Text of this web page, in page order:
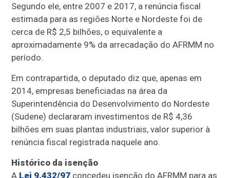
Segundo ele, entre 2007 e 2017, a renúncia fiscal
estimada para as regiões Norte e Nordeste foi de
cerca de R$ 2,5 bilhões, o equivalente a
aproximadamente 9% da arrecadação do AFRMM no
período.
Em contrapartida, o deputado diz que, apenas em
2014, empresas beneficiadas na área da
Superintendência do Desenvolvimento do Nordeste
(Sudene) declararam investimentos de R$ 4,36
bilhões em suas plantas industriais, valor superior à
renúncia fiscal registrada naquele ano.
Histórico da isenção
A Lei 9.432/97 concedeu isenção do AFRMM para as